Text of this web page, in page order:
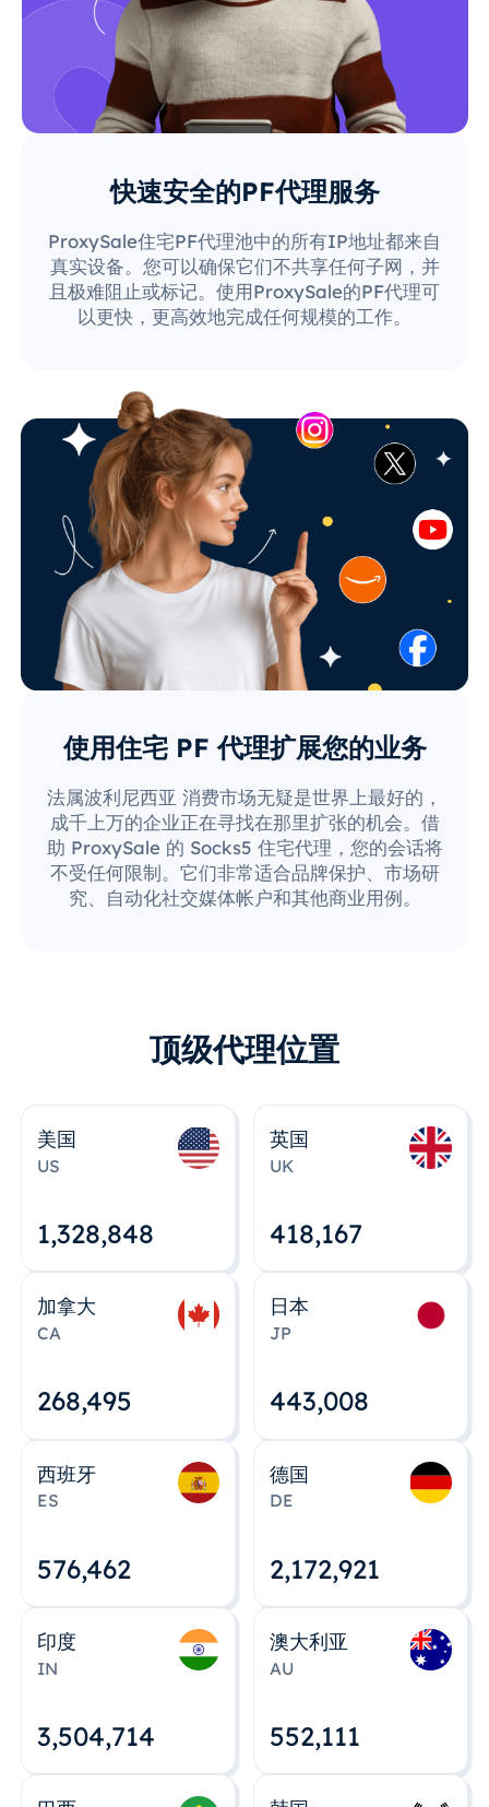
快速安全的PF代理服务
ProxySale住宅PF代理池中的所有IP地址都来自
真实设备。您可以确保它们不共享任何子网，并
且极难阻止或标记。使用ProxySale的PF代理可
以更快，更高效地完成任何规模的工作。
使用住宅 PF 代理扩展您的业务
法属波利尼西亚 消费市场无疑是世界上最好的，
成千上万的企业正在寻找在那里扩张的机会。借
助 ProxySale 的 Socks5 住宅代理，您的会话将
不受任何限制。它们非常适合品牌保护、市场研
究、自动化社交媒体帐户和其他商业用例。
顶级代理位置
美国
US
1,328,848
英国
UK
418,167
加拿大
CA
268,495
日本
JP
443,008
西班牙
ES
576,463
德国
DE
2,172,922
印度
IN
3,504,715
澳大利亚
AU
552,112